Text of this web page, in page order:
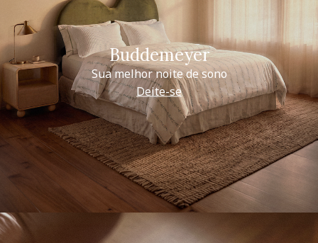
Buddemeyer
Sua melhor noite de sono
Deite-se